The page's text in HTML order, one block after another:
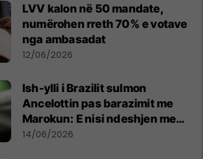
LVV kalon në 50 mandate,
numërohen rreth 70% e votave
nga ambasadat
12/06/2026
Ish-ylli i Brazilit sulmon
Ancelottin pas barazimit me
Marokun: E nisi ndeshjen me
formacionin e gabuar
14/06/2026